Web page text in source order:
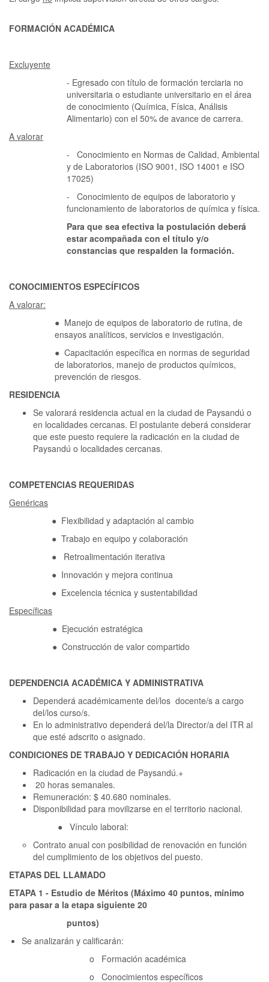
FORMACIÓN ACADÉMICA
Excluyente
- Egresado con título de formación terciaria no
universitaria o estudiante universitario en el área
de conocimiento (Química, Física, Análisis
Alimentario) con el 50% de avance de carrera.
A valorar
- Conocimiento en Normas de Calidad, Ambiental
y de Laboratorios (ISO 9001, ISO 14001 e ISO
17025)
- Conocimiento de equipos de laboratorio y
funcionamiento de laboratorios de química y física.
Para que sea efectiva la postulación deberá
estar acompañada con el título y/o
constancias que respalden la formación.
CONOCIMIENTOS ESPECÍFICOS
A valorar:
● Manejo de equipos de laboratorio de rutina, de
ensayos analíticos, servicios e investigación.
● Capacitación específica en normas de seguridad
de laboratorios, manejo de productos químicos,
prevención de riesgos.
RESIDENCIA
Se valorará residencia actual en la ciudad de Paysandú o
en localidades cercanas. El postulante deberá considerar
que este puesto requiere la radicación en la ciudad de
Paysandú o localidades cercanas.
COMPETENCIAS REQUERIDAS
Genéricas
● Flexibilidad y adaptación al cambio
● Trabajo en equipo y colaboración
● Retroalimentación iterativa
● Innovación y mejora continua
● Excelencia técnica y sustentabilidad
Específicas
● Ejecución estratégica
● Construcción de valor compartido
DEPENDENCIA ACADÉMICA Y ADMINISTRATIVA
Dependerá académicamente del/los docente/s a cargo
del/los curso/s.
En lo administrativo dependerá del/la Director/a del ITR al
que esté adscrito o asignado.
CONDICIONES DE TRABAJO Y DEDICACIÓN HORARIA
Radicación en la ciudad de Paysandú.+
20 horas semanales.
Remuneración: $ 40.680 nominales.
Disponibilidad para movilizarse en el territorio nacional.
● Vínculo laboral:
Contrato anual con posibilidad de renovación en función
del cumplimiento de los objetivos del puesto.
ETAPAS DEL LLAMADO
ETAPA 1 - Estudio de Méritos (Máximo 40 puntos, mínimo
para pasar a la etapa siguiente 20
puntos)
Se analizarán y calificarán:
o Formación académica
o Conocimientos específicos